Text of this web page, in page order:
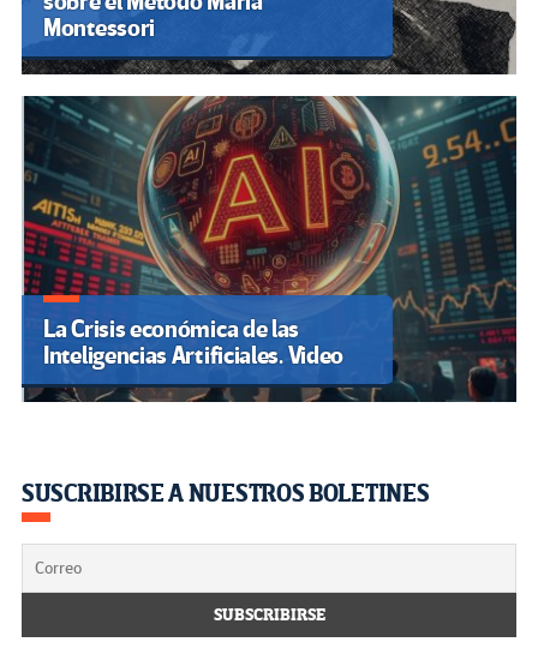
Montessori
La Crisis económica de las
Inteligencias Artificiales. Video
SUSCRIBIRSE A NUESTROS BOLETINES